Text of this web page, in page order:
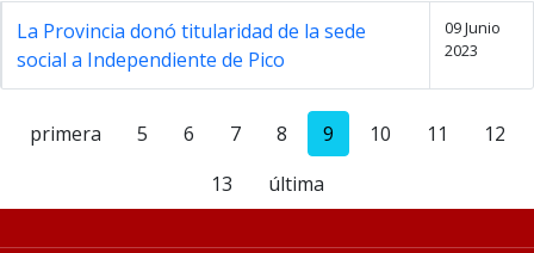
La Provincia donó titularidad de la sede
social a Independiente de Pico
09 Junio
2023
primera 5 6 7 8 9 10 11
12
13
última